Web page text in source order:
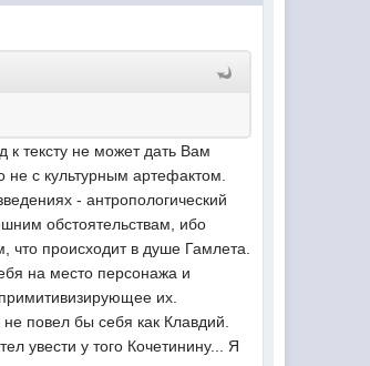
тексту не может дать Вам
с культурным артефактом.
- антропологический
обстоятельствам, ибо
что происходит в душе Гамлета.
на место персонажа и
их.
повел бы себя как Клавдий.
увести у того Кочетинину... Я